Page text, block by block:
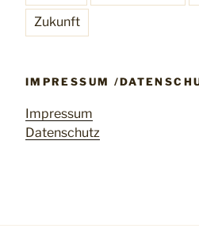
Zukunft
IMPRESSUM /
Impressum
Datenschutz